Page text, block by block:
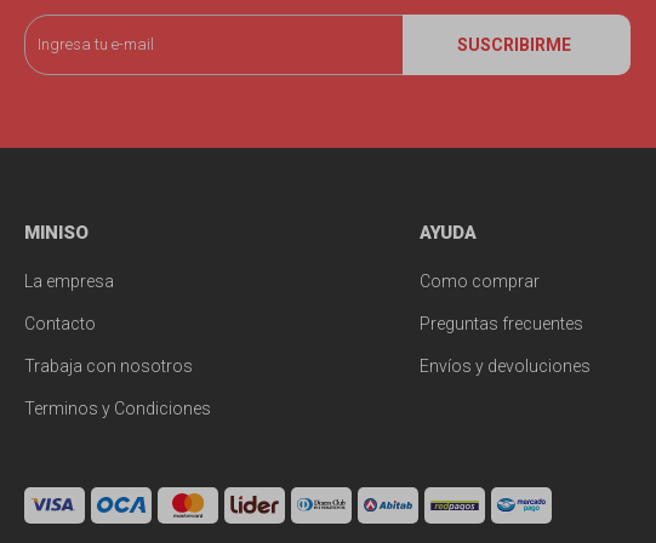
SUSCRIBIRME
MINISO
La empresa
Contacto
Trabaja con nosotros
Terminos y Condiciones
AYUDA
Como comprar
Preguntas frecuentes
Envíos y devoluciones